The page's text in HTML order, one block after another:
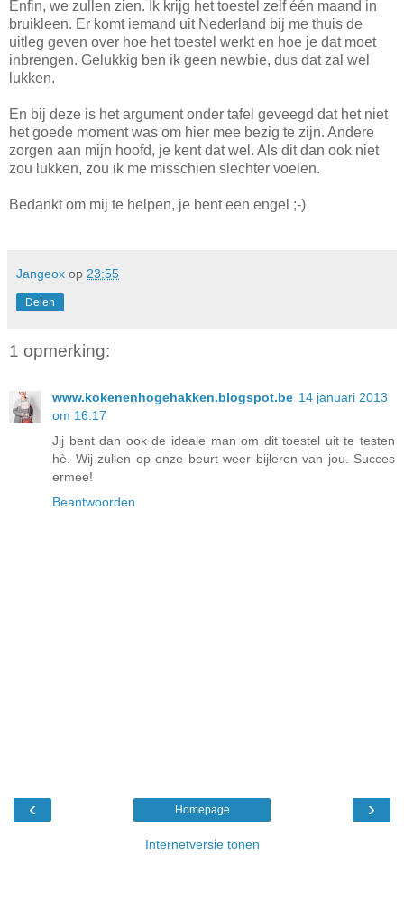
Enfin, we zullen zien. Ik krijg het toestel zelf één maand in
bruikleen. Er komt iemand uit Nederland bij me thuis de
uitleg geven over hoe het toestel werkt en hoe je dat moet
inbrengen. Gelukkig ben ik geen newbie, dus dat zal wel
lukken.
En bij deze is het argument onder tafel geveegd dat het niet
het goede moment was om hier mee bezig te zijn. Andere
zorgen aan mijn hoofd, je kent dat wel. Als dit dan ook niet
zou lukken, zou ik me misschien slechter voelen.
Bedankt om mij te helpen, je bent een engel ;-)
Jangeox op 23:55
Delen
1 opmerking:
www.kokenenhogehakken.blogspot.be 14 januari 2013
om 16:17
Jij bent dan ook de ideale man om dit toestel uit te testen
hè. Wij zullen op onze beurt weer bijleren van jou. Succes
ermee!
Beantwoorden
‹ ›
Homepage
Internetversie tonen